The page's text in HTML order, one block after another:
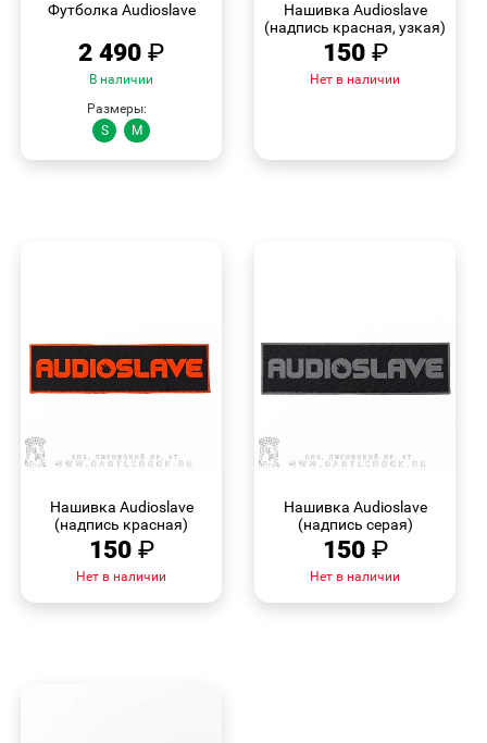
Футболка Audioslave
2 490 ₽
В наличии
Размеры:
S
M
Нашивка Audioslave
(надпись красная, узкая)
150 ₽
Нет в наличии
Нашивка Audioslave
(надпись красная)
150 ₽
Нет в наличии
Нашивка Audioslave
(надпись серая)
150 ₽
Нет в наличии